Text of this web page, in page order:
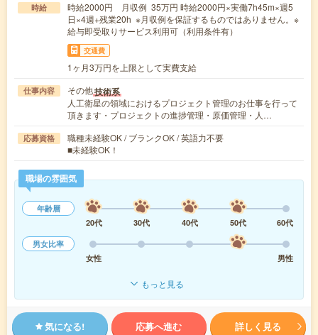
時給
時給2000円 月収例 35万円 時給2000円×実働7h45m×週5
日×4週+残業20h ※月収例を保証するものではありません。※
給与即受取りサービス利用可（利用条件有）
交通費
1ヶ月3万円を上限として実費支給
仕事内容 その他技術系
人工衛星の領域におけるプロジェクト管理のお仕事を行って
頂きます・プロジェクトの進捗管理・原価管理・人…
応募資格
職種未経験OK / ブランクOK / 英語力不要
■未経験OK！
職場の雰囲気
年齢層
20代
30代 40代 50代
60代
男女比率
女性
男性
もっと見る
気になる! 応募へ進む 詳しく見る